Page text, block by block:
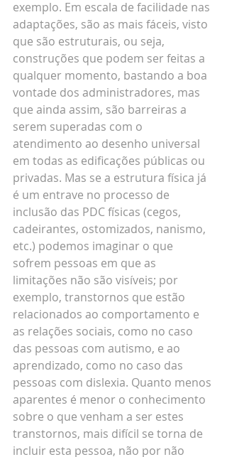
exemplo. Em escala de facilidade nas
adaptações, são as mais fáceis, visto
que são estruturais, ou seja,
construções que podem ser feitas a
qualquer momento, bastando a boa
vontade dos administradores, mas
que ainda assim, são barreiras a
serem superadas com o
atendimento ao desenho universal
em todas as edificações públicas ou
privadas. Mas se a estrutura física já
é um entrave no processo de
inclusão das PDC físicas (cegos,
cadeirantes, ostomizados, nanismo,
etc.) podemos imaginar o que
sofrem pessoas em que as
limitações não são visíveis; por
exemplo, transtornos que estão
relacionados ao comportamento e
as relações sociais, como no caso
das pessoas com autismo, e ao
aprendizado, como no caso das
pessoas com dislexia. Quanto menos
aparentes é menor o conhecimento
sobre o que venham a ser estes
transtornos, mais difícil se torna de
incluir esta pessoa, não por não